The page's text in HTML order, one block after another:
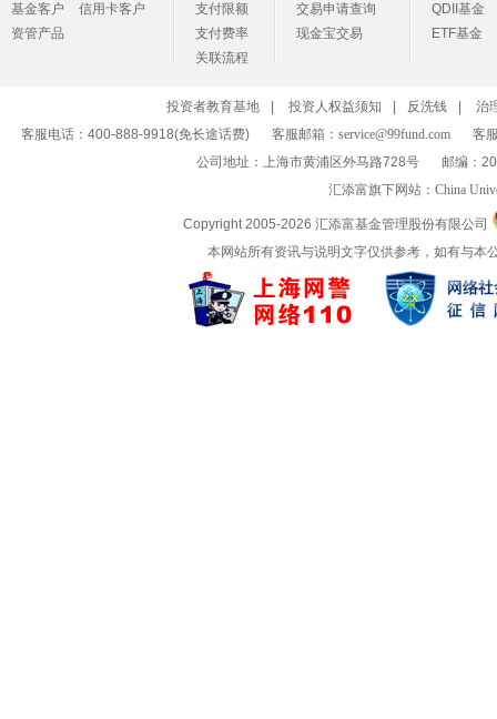
基金客户
信用卡客户
资管产品
支付限额
支付费率
关联流程
交易申请查询
现金宝交易
QDII基金
ETF基金
投资者教育基地 投资人权益须知 反洗钱
治
客服电话：400-888-9918(免长途话费)
客服邮箱：service@99fund.com
客
公司地址：上海市黄浦区外马路728号
邮编：
汇添富旗下网站：China
Copyright 2005-2026 汇添富基金管理股份有限公司
本网站所有资讯与说明文字仅供参考，如有与本